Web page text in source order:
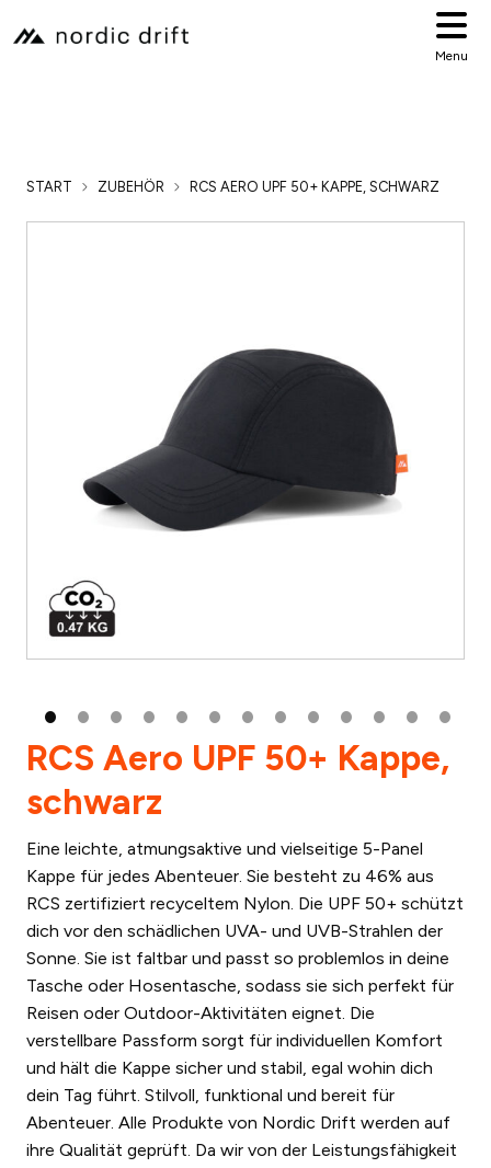
Menu
START ZUBEHÖR RCS AERO UPF 50+ KAPPE, SCHWARZ
RCS Aero UPF 50+ Kappe,
schwarz
Eine leichte, atmungsaktive und vielseitige 5-Panel
Kappe für jedes Abenteuer. Sie besteht zu 46% aus
RCS zertifiziert recyceltem Nylon. Die UPF 50+ schützt
dich vor den schädlichen UVA- und UVB-Strahlen der
Sonne. Sie ist faltbar und passt so problemlos in deine
Tasche oder Hosentasche, sodass sie sich perfekt für
Reisen oder Outdoor-Aktivitäten eignet. Die
verstellbare Passform sorgt für individuellen Komfort
und hält die Kappe sicher und stabil, egal wohin dich
dein Tag führt. Stilvoll, funktional und bereit für
Abenteuer. Alle Produkte von Nordic Drift werden auf
ihre Qualität geprüft. Da wir von der Leistungsfähigkeit